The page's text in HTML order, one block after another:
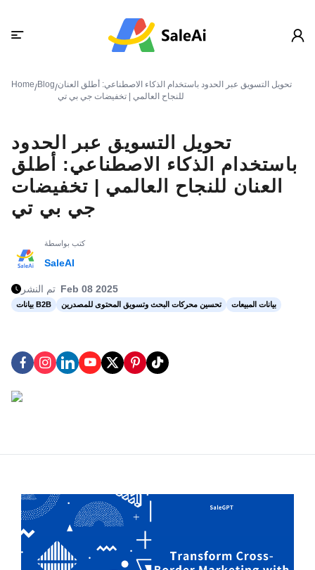
Home/Blog/تحويل التسويق عبر الحدود باستخدام الذكاء الاصطناعي: أطلق العنان
للنجاح العالمي | تخفيضات جي بي تي
تحويل التسويق عبر الحدود
باستخدام الذكاء الاصطناعي: أطلق
العنان للنجاح العالمي | تخفيضات
جي بي تي
كتب بواسطة
SaleAI
تم النشر Feb 08 2025
بيانات B2B تحسين محركات البحث وتسويق المحتوى للمصدرين بيانات المبيعات